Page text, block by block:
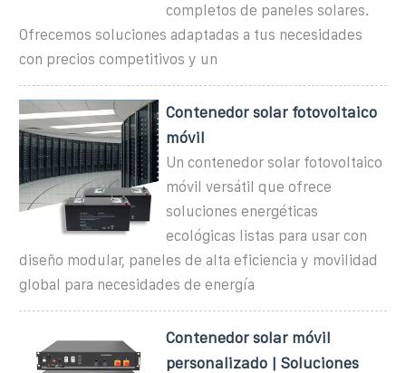
completos de paneles solares.
Ofrecemos soluciones adaptadas a tus necesidades
con precios competitivos y un
Contenedor solar fotovoltaico
móvil
Un contenedor solar fotovoltaico
móvil versátil que ofrece
soluciones energéticas
ecológicas listas para usar con
diseño modular, paneles de alta eficiencia y movilidad
global para necesidades de energía
Contenedor solar móvil
personalizado | Soluciones